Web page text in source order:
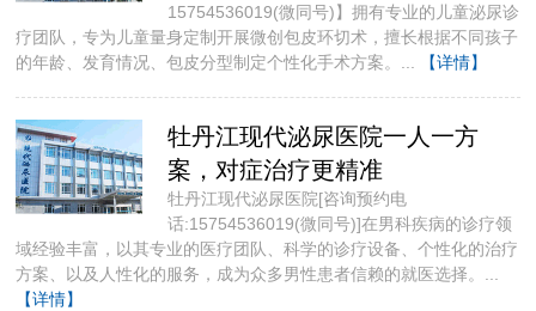
15754536019(微同号)】拥有专业的儿童泌尿诊
疗团队，专为儿童量身定制开展微创包皮环切术，擅长根据不同孩子
的年龄、发育情况、包皮分型制定个性化手术方案。...
【详情】
牡丹江现代泌尿医院一人一方
案，对症治疗更精准
牡丹江现代泌尿医院[咨询预约电
话:15754536019(微同号)]​在男科疾病的诊疗领
域经验丰富，以其专业的医疗团队、科学的诊疗设备、个性化的治疗
方案、以及人性化的服务，成为众多男性患者信赖的就医选择。...
【详情】